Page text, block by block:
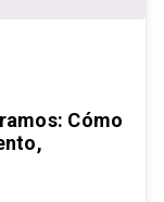
Cómo